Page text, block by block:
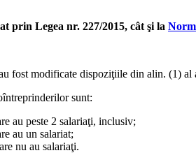
prin Legea nr. 227/2015, cât şi la
fost modificate dispoziţiile din alin. (1) al
sunt:
au peste 2 salariaţi, inclusiv;
au un salariat;
nu au salariaţi.